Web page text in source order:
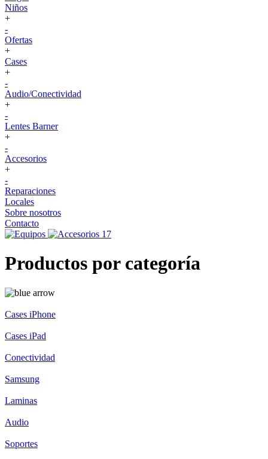
Niños
+
-
Ofertas
+
Cases
+
-
Audio/Conectividad
+
-
Lentes Barner
+
-
Accesorios
+
-
Reparaciones
Locales
Sobre nosotros
Contacto
Productos por categoría
Cases iPhone
Cases iPad
Conectividad
Samsung
Laminas
Audio
Soportes